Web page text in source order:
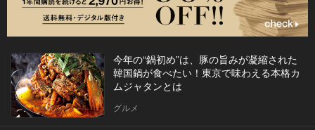
今年の“鍋初め”は、豚の旨みが凝縮された
韓国鍋が食べたい！東京で味わえる本格カ
ムジャタンとは
グルメ